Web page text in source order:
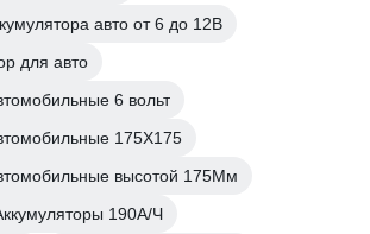
авто от 6 до 12В
для авто
6 вольт
175Х175
высотой 175Мм
190А/Ч